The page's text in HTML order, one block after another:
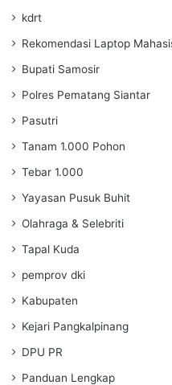
kdrt
Rekomendasi Laptop
Bupati Samosir
Polres Pematang Siantar
Pasutri
Tanam 1.000 Pohon
Tebar 1.000
Yayasan Pusuk Buhit
Olahraga & Selebriti
Tapal Kuda
pemprov dki
Kabupaten
Kejari Pangkalpinang
DPU PR
Panduan Lengkap